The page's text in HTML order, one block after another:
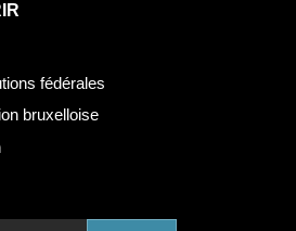
fédérales
bruxelloise